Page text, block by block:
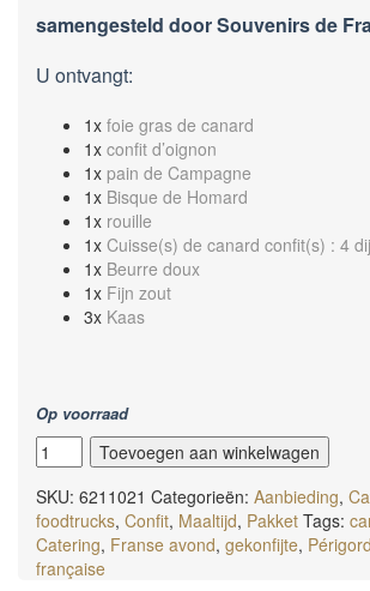
samengesteld door Souvenirs de
U ontvangt:
1x foie gras de canard
1x confit d’oignon
1x pain de Campagne
1x Bisque de Homard
1x rouille
1x Cuisse(s) de canard confit(s) : 4
1x Beurre doux
1x Fijn zout
3x Kaas
Op voorraad
Soirée
gastronomique
aantal
Toevoegen aan winkelwagen
SKU: 6211021 Categorieën: Aanbieding,
foodtrucks, Confit, Maaltijd, Pakket Tags:
Catering, Franse avond, gekonfijte, Périgord
française